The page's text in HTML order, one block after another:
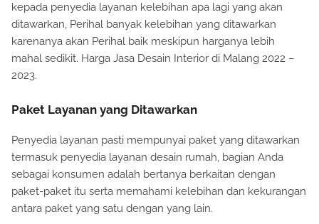
kepada penyedia layanan kelebihan apa lagi yang akan
ditawarkan, Perihal banyak kelebihan yang ditawarkan
karenanya akan Perihal baik meskipun harganya lebih
mahal sedikit. Harga Jasa Desain Interior di Malang 2022 –
2023.
Paket Layanan yang Ditawarkan
Penyedia layanan pasti mempunyai paket yang ditawarkan
termasuk penyedia layanan desain rumah, bagian Anda
sebagai konsumen adalah bertanya berkaitan dengan
paket-paket itu serta memahami kelebihan dan kekurangan
antara paket yang satu dengan yang lain.